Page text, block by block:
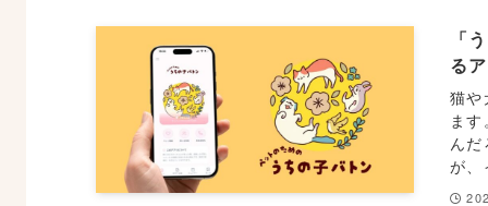
「
る
猫や
ま
ん
が